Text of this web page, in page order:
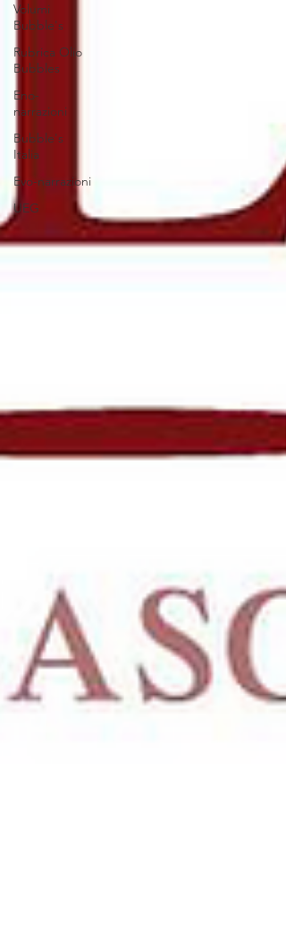
Volumi
Bubble's
Rubrica Olio
Bubbles
Eno-
narrazioni
Bubble's
Italia
Evo-narrazioni
UEG